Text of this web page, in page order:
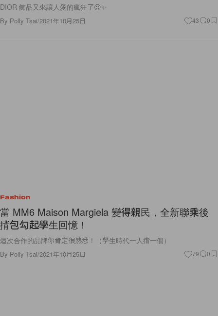
DIOR 飾品又來讓人愛的瘋狂了😍✨
By Polly Tsai/2021年10月25日 43 0
Fashion
當 MM6 Maison Margiela 變得親民，全新聯乘後
揹包勾起學生回憶！
這次合作的品牌你肯定很熟悉！（學生時代一人揹一個）
By Polly Tsai/2021年10月25日 79 0